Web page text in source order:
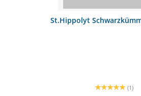
St.Hippolyt
(1)